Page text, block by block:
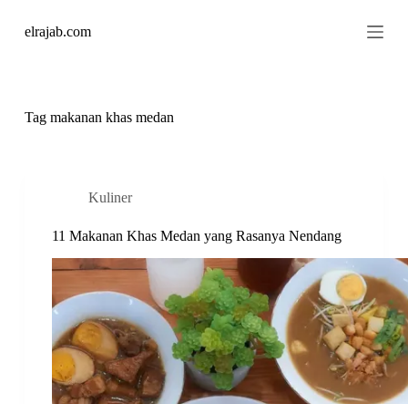
kelrajab.com
Tagmakanan khas medan
Kuliner
11 Makanan Khas Medan yang Rasanya Nendang